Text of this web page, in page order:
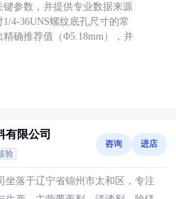
参数，并提供专业数据来源
1/4-36UNS螺纹底孔尺寸的常
确推荐值（Φ5.18mm），并
有限公司
验
咨询 进店
坐落于辽宁省锦州市太和区，专注